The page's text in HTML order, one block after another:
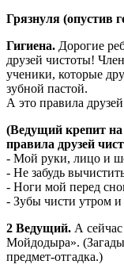
Грязнуля (опустив
Гигиена. Дорогие
друзей чистоты!
ученики, которые
зубной пастой.
А это правила
(Ведущий крепит на
правила друзей
- Мой руки, лицо и
- Не забудь
- Ноги мой перед
- Зубы чисти утром и
2 Ведущий. А
Мойдодыра».
предмет-отгадка.)